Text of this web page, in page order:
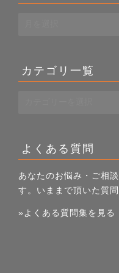
一
覧
カテゴリ一覧
よくある質問
あなたのお悩み・ご相
す。いままで頂いた質
»よくある質問集を見る